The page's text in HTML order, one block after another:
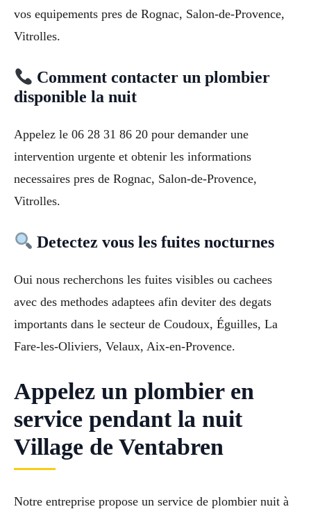
vos equipements pres de Rognac, Salon-de-Provence,
Vitrolles.
Comment contacter un plombier
disponible la nuit
Appelez le 06 28 31 86 20 pour demander une
intervention urgente et obtenir les informations
necessaires pres de Rognac, Salon-de-Provence,
Vitrolles.
Detectez vous les fuites nocturnes
Oui nous recherchons les fuites visibles ou cachees
avec des methodes adaptees afin deviter des degats
importants dans le secteur de Coudoux, Éguilles, La
Fare-les-Oliviers, Velaux, Aix-en-Provence.
Appelez un plombier en
service pendant la nuit
Village de Ventabren
Notre entreprise propose un service de plombier nuit à